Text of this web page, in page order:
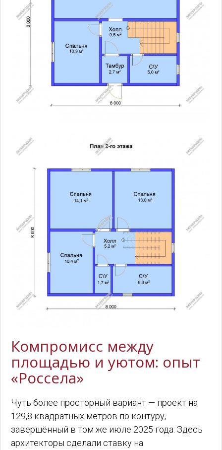
Компромисс между
площадью и уютом: опыт
«Россела»
Чуть более просторный вариант — проект на
129,8 квадратных метров по контуру,
завершённый в том же июле 2025 года. Здесь
архитекторы сделали ставку на